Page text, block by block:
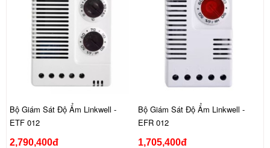
Bộ Giám Sát Độ Ẩm Linkwell -
ETF 012
2,790,400đ
Bộ Giám Sát Độ Ẩm Linkwell -
EFR 012
1,705,400đ